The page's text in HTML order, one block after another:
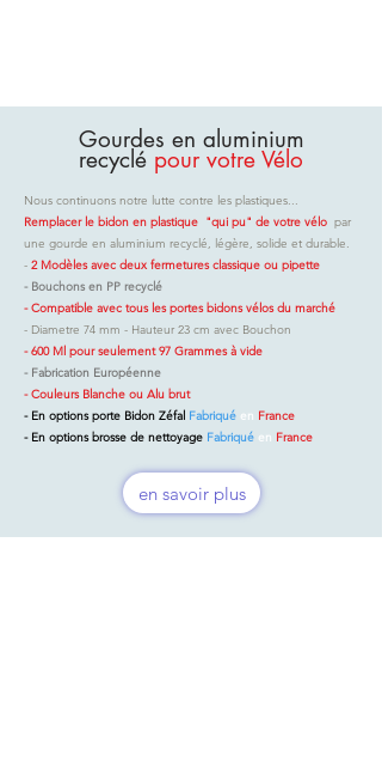
Gourdes en aluminium
recyclé pour votre Vélo
Nous continuons notre lutte contre les plastiques...
Remplacer le bidon en plastique "qui pu" de votre vélo par
une gourde en aluminium recyclé, légère, solide et durable.
​- 2 Modèles avec deux fermetures classique ou pipette
- Bouchons en PP recyclé
- Compatible avec tous les portes bidons vélos du marché
- Diametre 74 mm - Hauteur 23 cm avec Bouchon
- 600 Ml pour seulement 97 Grammes à vide​
- Fabrication Européenne
- Couleurs Blanche ou Alu brut
- En options porte Bidon Zéfal Fabriqué en France
- En options brosse de nettoyage Fabriqué en France
en savoir plus